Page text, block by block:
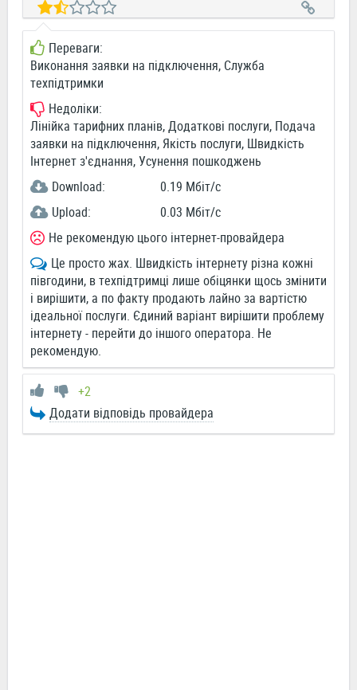
Переваги:
Виконання заявки на підключення, Служба
техпідтримки
Недоліки:
Лінійка тарифних планів, Додаткові послуги, Подача
заявки на підключення, Якість послуги, Швидкість
Інтернет з'єднання, Усунення пошкоджень
Download:
0.19 Мбіт/c
Upload:
0.03 Мбіт/c
Не рекомендую цього інтернет-провайдера
Це просто жах. Швидкість інтернету різна кожні
півгодини, в техпідтримці лише обіцянки щось змінити
і вирішити, а по факту продають лайно за вартістю
ідеальної послуги. Єдиний варіант вирішити проблему
інтернету - перейти до іншого оператора. Не
рекомендую.
+2
Додати відповідь провайдера